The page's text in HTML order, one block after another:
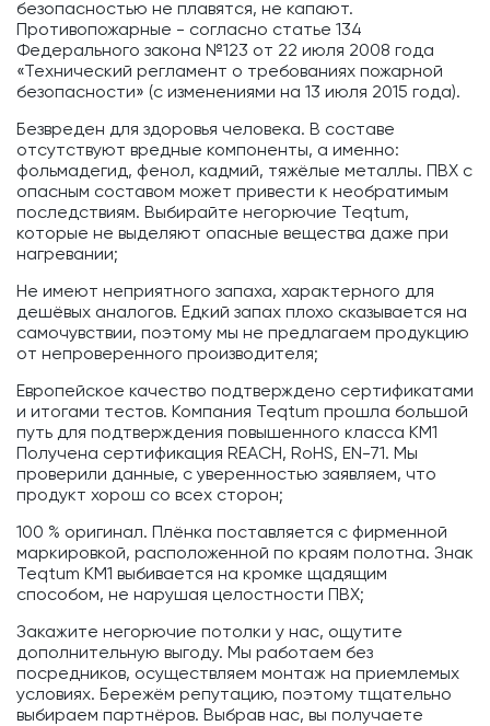
безопасностью не плавятся, не капают.
Противопожарные - согласно статье 134
Федерального закона №123 от 22 июля 2008 года
«Технический регламент о требованиях пожарной
безопасности» (с изменениями на 13 июля 2015 года).
Безвреден для здоровья человека. В составе
отсутствуют вредные компоненты, а именно:
фольмадегид, фенол, кадмий, тяжёлые металлы. ПВХ с
опасным составом может привести к необратимым
последствиям. Выбирайте негорючие Teqtum,
которые не выделяют опасные вещества даже при
нагревании;
Не имеют неприятного запаха, характерного для
дешёвых аналогов. Едкий запах плохо сказывается на
самочувствии, поэтому мы не предлагаем продукцию
от непроверенного производителя;
Европейское качество подтверждено сертификатами
и итогами тестов. Компания Teqtum прошла большой
путь для подтверждения повышенного класса KM1
Получена сертификация REACH, RoHS, EN-71. Мы
проверили данные, с уверенностью заявляем, что
продукт хорош со всех сторон;
100 % оригинал. Плёнка поставляется с фирменной
маркировкой, расположенной по краям полотна. Знак
Teqtum KM1 выбивается на кромке щадящим
способом, не нарушая целостности ПВХ;
Закажите негорючие потолки у нас, ощутите
дополнительную выгоду. Мы работаем без
посредников, осуществляем монтаж на приемлемых
условиях. Бережём репутацию, поэтому тщательно
выбираем партнёров. Выбрав нас, вы получаете